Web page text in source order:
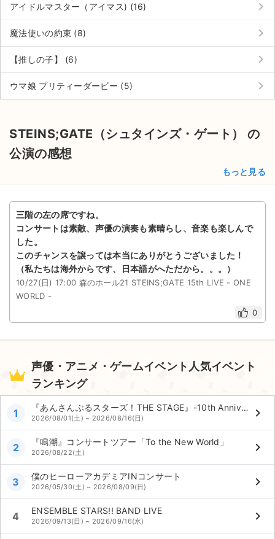
アイドルマスター（アイマス) (16) keyboard_arrow_right
魔法使いの約束 (8) keyboard_arrow_right
【推しの子】 (6) keyboard_arrow_right
ウマ娘 プリティーダービー (5) keyboard_arrow_right
STEINS;GATE（シュタインズ・ゲート） の
公演の感想
もっと見る
三階の左の席ですね。
コンサートは素敵、声優の演奏も素晴らし、音楽も楽しんで
した。
このチャンスを譲っては本当にありがとうございました！
（私たちは海外からです、日本語がへただから。。。）
10/27(日) 17:00 森のホール21 STEINS;GATE 15th LIVE - ONE
WORLD -
0
声優・アニメ・ゲームイベント人気イベント
ランキング
1 『あんさんぶるスターズ！THE STAGE』-10th Anniversary LIVE-
2026/08/01(土) ~ 2026/08/16(日) keyboard_arrow_right
2 『鳴潮』コンサートツアー「To the New World」
2026/08/22(土) keyboard_arrow_right
3 僕のヒーローアカデミアINコンサート
2026/05/30(土) ~ 2026/08/09(日) keyboard_arrow_right
4 ENSEMBLE STARS!! BAND LIVE
2026/09/13(日) ~ 2026/09/16(水) keyboard_arrow_right